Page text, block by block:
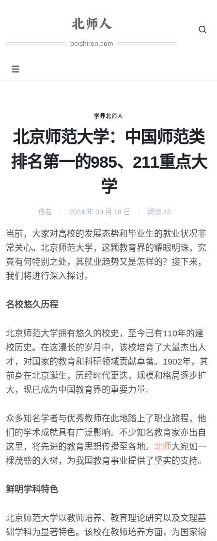
beishiren.com
学界北师人
北京师范大学：中国师范类
排名第一的985、211重点大
学
佚名 2024 年 09 月 18 日 阅读 48
当前，大家对高校的发展态势和毕业生的就业状况非
常关心。北京师范大学，这颗教育界的耀眼明珠，究
竟有何特别之处，其就业趋势又是怎样的？接下来，
我们将进行深入探讨。
名校悠久历程
北京师范大学拥有悠久的校史，至今已有110年的建
校历史。在这漫长的岁月中，该校培育了大量杰出人
才，对国家的教育和科研领域贡献卓著。1902年，其
前身在北京诞生，历经时代更迭，规模和格局逐步扩
大，现已成为中国教育界的重要力量。
众多知名学者与优秀教师在此地踏上了职业旅程，他
们的学术成就具有广泛影响。不少知名教育家亦出自
这里，将先进的教育思想传播至各地。 北师大宛如一
棵茂盛的大树，为我国教育事业提供了坚实的支持。
鲜明学科特色
北京师范大学以教师培养、教育理论研究以及文理基
础学科为显著特色。该校在教师培养方面，为国家输